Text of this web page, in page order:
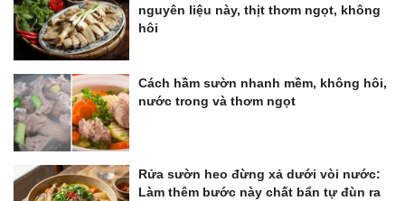
nguyên liệu này, thịt thơm ngọt, không
hôi
Cách hầm sườn nhanh mềm, không hôi,
nước trong và thơm ngọt
Rửa sườn heo đừng xả dưới vòi nước:
Làm thêm bước này chất bẩn tự đùn ra